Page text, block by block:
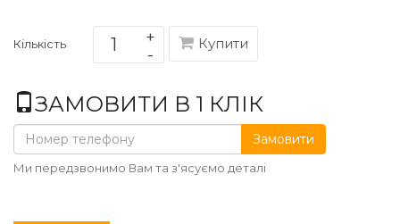
Кількість Купити
ЗАМОВИТИ В 1 КЛІК
Замовити
Ми передзвонимо Вам та з'ясуємо деталі